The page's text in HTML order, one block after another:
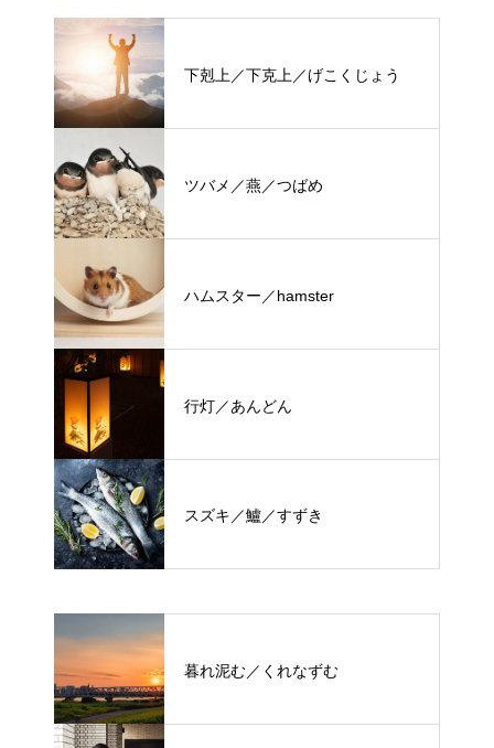
下剋上／下克上／げこくじょう
ツバメ／燕／つばめ
ハムスター／hamster
行灯／あんどん
スズキ／鱸／すずき
暮れ泥む／くれなずむ